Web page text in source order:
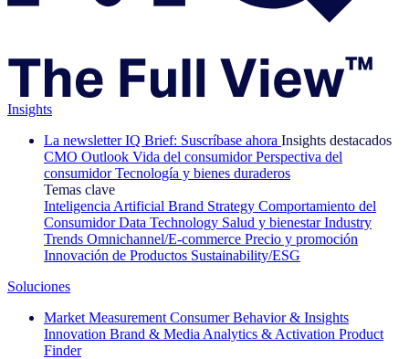
Insights
La newsletter IQ Brief: Suscríbase ahora Insights destacados
CMO Outlook Vida del consumidor Perspectiva del
consumidor Tecnología y bienes duraderos
Temas clave
Inteligencia Artificial Brand Strategy Comportamiento del
Consumidor Data Technology Salud y bienestar Industry
Trends Omnichannel/E-commerce Precio y promoción
Innovación de Productos Sustainability/ESG
Soluciones
Market Measurement Consumer Behavior & Insights
Innovation Brand & Media Analytics & Activation Product
Finder